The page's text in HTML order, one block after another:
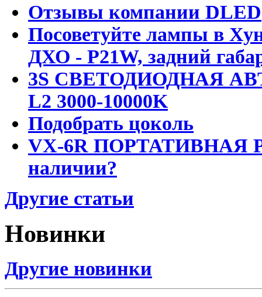
Отзывы компании DLED
Посоветуйте лампы в
ДХО - P21W, задний
3S СВЕТОДИОДНАЯ
L2 3000-10000K
Подобрать цоколь
VX-6R ПОРТАТИВНАЯ
наличии?
Другие статьи
Новинки
Другие новинки